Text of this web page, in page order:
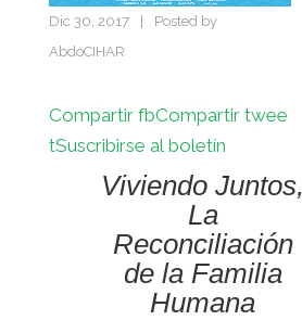
Dic 30, 2017 |
Posted by
AbdoCIHAR
Compartir fbCompartir twee
tSuscribirse al boletín
Viviendo Juntos,
La
Reconciliación
de la Familia
Humana